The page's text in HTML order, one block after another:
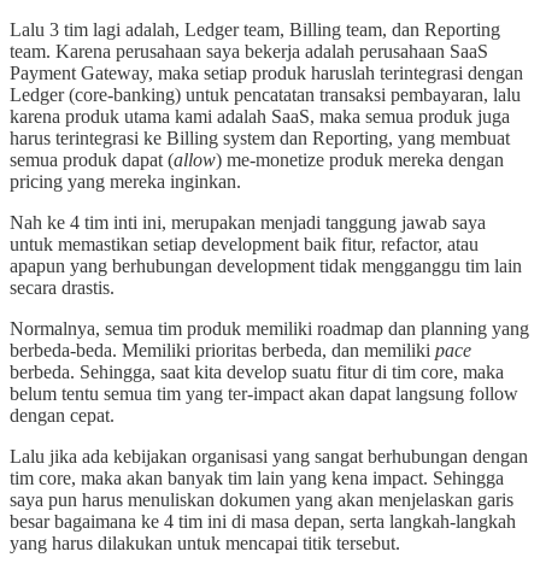
Lalu 3 tim lagi adalah, Ledger team, Billing team, dan Reporting
team. Karena perusahaan saya bekerja adalah perusahaan SaaS
Payment Gateway, maka setiap produk haruslah terintegrasi dengan
Ledger (core-banking) untuk pencatatan transaksi pembayaran, lalu
karena produk utama kami adalah SaaS, maka semua produk juga
harus terintegrasi ke Billing system dan Reporting, yang membuat
semua produk dapat (allow) me-monetize produk mereka dengan
pricing yang mereka inginkan.
Nah ke 4 tim inti ini, merupakan menjadi tanggung jawab saya
untuk memastikan setiap development baik fitur, refactor, atau
apapun yang berhubungan development tidak mengganggu tim lain
secara drastis.
Normalnya, semua tim produk memiliki roadmap dan planning yang
berbeda-beda. Memiliki prioritas berbeda, dan memiliki pace
berbeda. Sehingga, saat kita develop suatu fitur di tim core, maka
belum tentu semua tim yang ter-impact akan dapat langsung follow
dengan cepat.
Lalu jika ada kebijakan organisasi yang sangat berhubungan dengan
tim core, maka akan banyak tim lain yang kena impact. Sehingga
saya pun harus menuliskan dokumen yang akan menjelaskan garis
besar bagaimana ke 4 tim ini di masa depan, serta langkah-langkah
yang harus dilakukan untuk mencapai titik tersebut.